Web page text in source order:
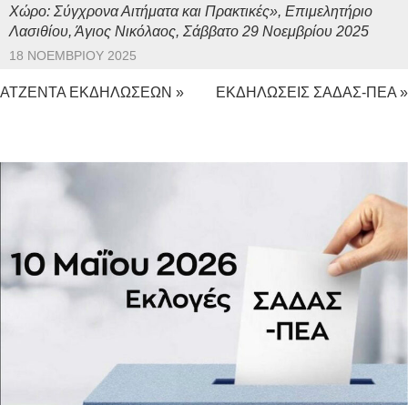
Χώρο: Σύγχρονα Αιτήματα και Πρακτικές», Επιμελητήριο
Λασιθίου, Άγιος Νικόλαος, Σάββατο 29 Νοεμβρίου 2025
18 ΝΟΕΜΒΡΊΟΥ 2025
ΑΤΖΕΝΤΑ ΕΚΔΗΛΩΣΕΩΝ » ΕΚΔΗΛΩΣΕΙΣ ΣΑΔΑΣ-ΠΕΑ »